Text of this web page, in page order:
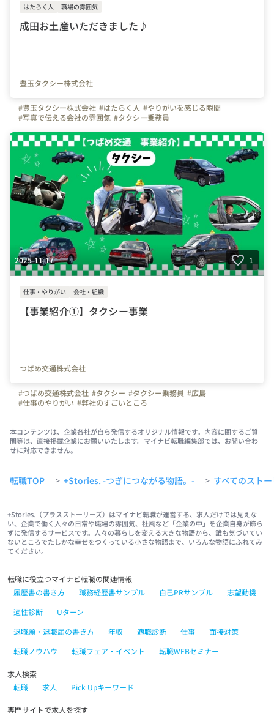
はたらく人 職場の雰囲気
成田お土産いただきました♪
豊玉タクシー株式会社
#豊玉タクシー株式会社 #はたらく人 #やりがいを感じる瞬間
#写真で伝える会社の雰囲気 #タクシー乗務員
2025-11-17 1
仕事・やりがい 会社・組織
【事業紹介①】タクシー事業
つばめ交通株式会社
#つばめ交通株式会社 #タクシー #タクシー乗務員 #広島
#仕事のやりがい #弊社のすごいところ
本コンテンツは、企業各社が自ら発信するオリジナル情報です。内容に関するご質
問等は、直接掲載企業にお願いいたします。マイナビ転職編集部では、お問い合わ
せに対応できません。
転職TOP > +Stories. -つぎにつながる物語。- > すべてのスト
+Stories.（プラスストーリーズ）はマイナビ転職が運営する、求人だけでは見えな
い、企業で働く人々の日常や職場の雰囲気、社風など「企業の中」を企業自身が飾ら
ずに発信するサービスです。人々の暮らしを変える大きな物語から、誰も気づいてい
ないところでたしかな幸せをつくっている小さな物語まで、いろんな物語にふれてみ
てください。
転職に役立つマイナビ転職の関連情報
履歴書の書き方
職務経歴書サンプル 自己PRサンプル
志望動機
適性診断
Uターン
退職願・退職届の書き方
年収 適職診断 仕事
面接対策
転職ノウハウ
転職フェア・イベント 転職WEBセミナー
求人検索
転職
求人 Pick Upキーワード
専門サイトで求人を探す